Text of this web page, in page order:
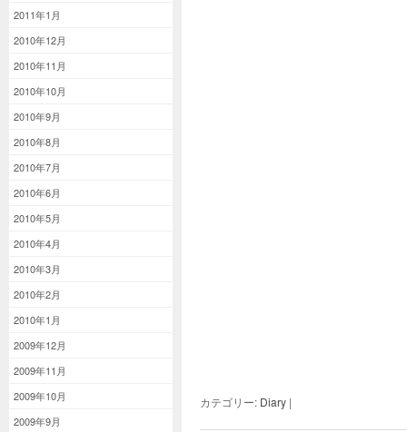
2011年1月
2010年12月
2010年11月
2010年10月
2010年9月
2010年8月
2010年7月
2010年6月
2010年5月
2010年4月
2010年3月
2010年2月
2010年1月
2009年12月
2009年11月
2009年10月
2009年9月
カテゴリー: Diary |